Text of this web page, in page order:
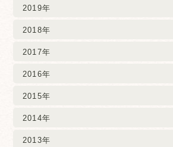
2019年
2018年
2017年
2016年
2015年
2014年
2013年